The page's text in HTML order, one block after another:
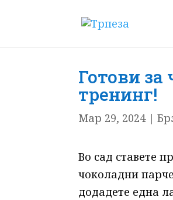
Готови за
тренинг!
Мар 29, 2024|
Во сад ставете
чоколадни
додадете една